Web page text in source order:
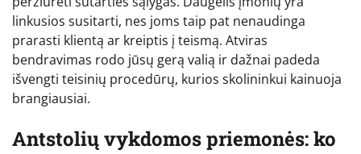
linkusios susitarti, nes joms taip pat nenaudinga
prarasti klientą ar kreiptis į teismą. Atviras
bendravimas rodo jūsų gerą valią ir dažnai padeda
išvengti teisinių procedūrų, kurios skolininkui kainuoja
brangiausiai.
Antstolių vykdomos priemonės: ko